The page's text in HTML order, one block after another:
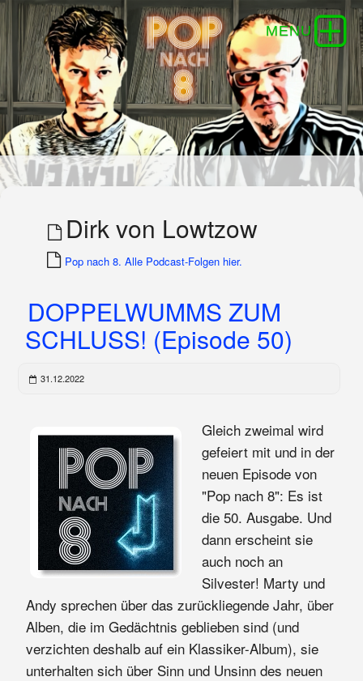
Dirk von Lowtzow
Pop nach 8. Alle Podcast-Folgen hier.
DOPPELWUMMS ZUM
SCHLUSS! (Episode 50)
31.12.2022
Gleich zweimal wird
gefeiert mit und in der
neuen Episode von
"Pop nach 8": Es ist
die 50. Ausgabe. Und
dann erscheint sie
auch noch an
Silvester! Marty und
Andy sprechen über das zurückliegende Jahr, über
Alben, die im Gedächtnis geblieben sind (und
verzichten deshalb auf ein Klassiker-Album), sie
unterhalten sich über Sinn und Unsinn des neuen